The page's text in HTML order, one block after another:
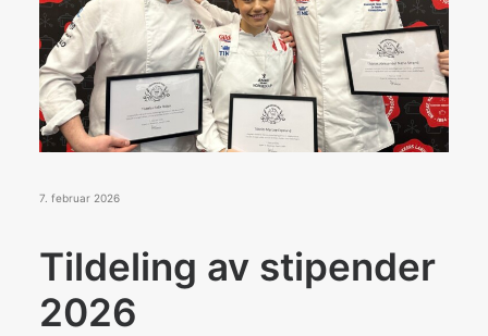
Bli medlem
Årshjul
Partnerprogram
Rekruttering
Konkurranser
BLI MEDLEM
7. februar 2026
Tildeling av stipender
2026